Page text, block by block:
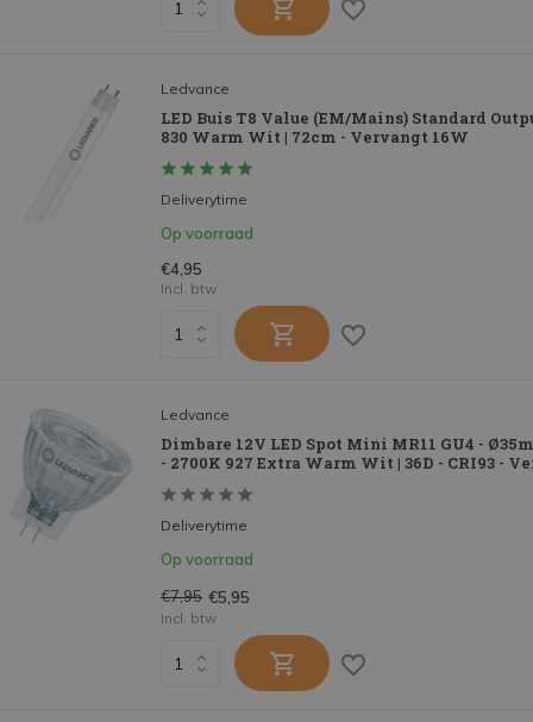
Ledvance
LED Buis T8 Value (EM/Mains) Standard
830 Warm Wit | 72cm - Vervangt 16W
Deliverytime
Op voorraad
€4,95
Incl. btw
Ledvance
Dimbare 12V LED Spot Mini MR11 GU4 -
- 2700K 927 Extra Warm Wit | 36D - CRI93 -
Deliverytime
Op voorraad
€7,95 €5,95
Incl. btw